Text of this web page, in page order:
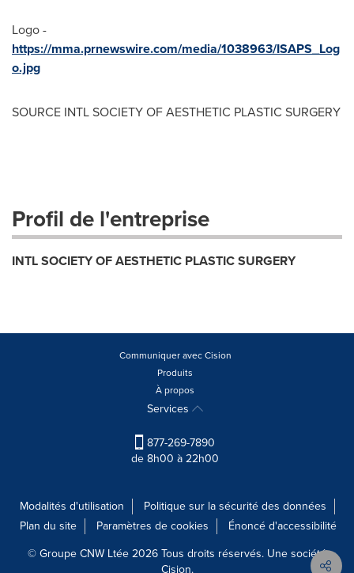
Logo -
https://mma.prnewswire.com/media/1038963/ISAPS_Log
o.jpg
SOURCE INTL SOCIETY OF AESTHETIC PLASTIC SURGERY
Profil de l'entreprise
INTL SOCIETY OF AESTHETIC PLASTIC SURGERY
Communiquer avec Cision
Produits
À propos
Services
877-269-7890
de 8h00 à 22h00
Modalités d'utilisation
Politique sur la sécurité des données
Plan du site
Paramètres de cookies
Énoncé d'accessibilité
© Groupe CNW Ltée 2026 Tous droits réservés. Une société
Cision.